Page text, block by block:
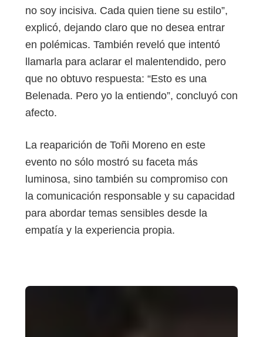
no soy incisiva. Cada quien tiene su estilo”,
explicó, dejando claro que no desea entrar
en polémicas. También reveló que intentó
llamarla para aclarar el malentendido, pero
que no obtuvo respuesta: “Esto es una
Belenada. Pero yo la entiendo”, concluyó con
afecto.
La reaparición de Toñi Moreno en este
evento no sólo mostró su faceta más
luminosa, sino también su compromiso con
la comunicación responsable y su capacidad
para abordar temas sensibles desde la
empatía y la experiencia propia.